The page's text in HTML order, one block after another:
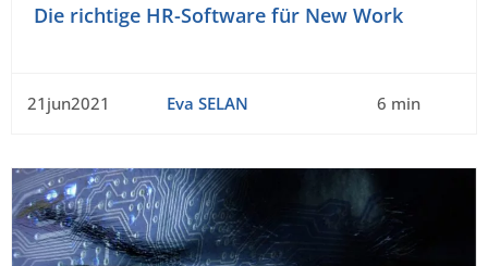
Die richtige HR-Software für New Work
21jun2021 Eva SELAN 6 min